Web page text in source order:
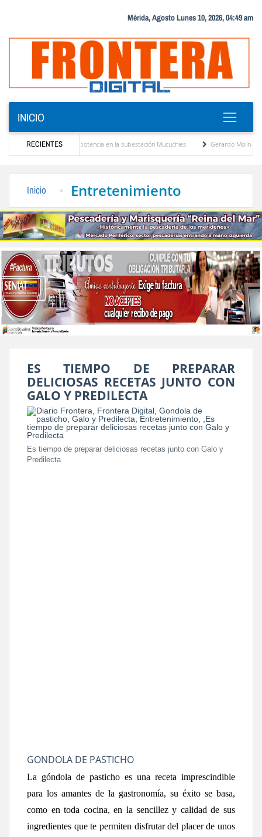
Mérida, Agosto Lunes 10, 2026, 04:49 am
INICIO
RECIENTES
transformador de potencia en la subestación Mucuchies
Gerardo Molina: “El
Inicio Entretenimiento
ES TIEMPO DE PREPARAR
DELICIOSAS RECETAS JUNTO CON
GALO Y PREDILECTA
Es tiempo de preparar deliciosas recetas junto con Galo y
Predilecta
GONDOLA DE PASTICHO
La góndola de pasticho es una receta imprescindible
para los amantes de la gastronomía, su éxito se basa,
como en toda cocina, en la sencillez y calidad de sus
ingredientes que te permiten disfrutar del placer de unos